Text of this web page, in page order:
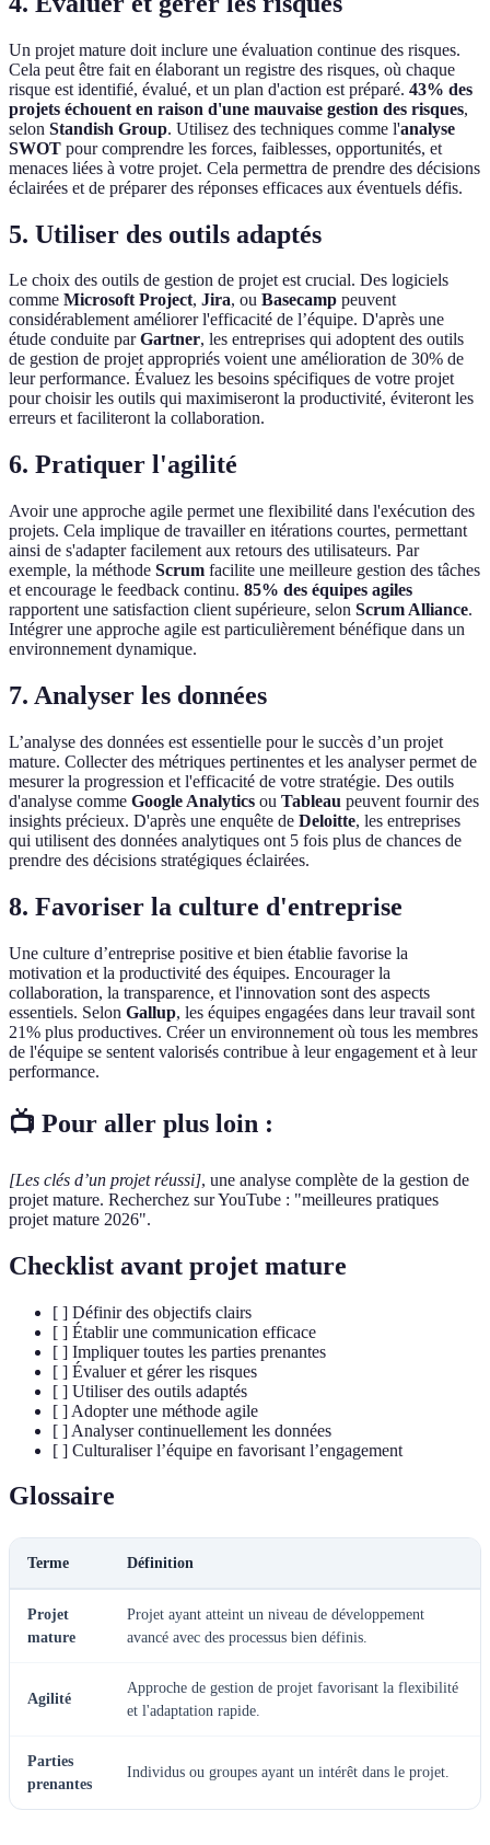
Un projet mature doit inclure une évaluation continue des risques.
Cela peut être fait en élaborant un registre des risques, où chaque
risque est identifié, évalué, et un plan d'action est préparé. 43% des
projets échouent en raison d'une mauvaise gestion des risques,
selon Standish Group. Utilisez des techniques comme l'analyse
SWOT pour comprendre les forces, faiblesses, opportunités, et
menaces liées à votre projet. Cela permettra de prendre des décisions
éclairées et de préparer des réponses efficaces aux éventuels défis.
5. Utiliser des outils adaptés
Le choix des outils de gestion de projet est crucial. Des logiciels
comme Microsoft Project, Jira, ou Basecamp peuvent
considérablement améliorer l'efficacité de l’équipe. D'après une
étude conduite parGartner, les entreprises qui adoptent des outils
de gestion de projet appropriés voient une amélioration de 30% de
leur performance. Évaluez les besoins spécifiques de votre projet
pour choisir les outils qui maximiseront la productivité, éviteront les
erreurs et faciliteront la collaboration.
6. Pratiquer l'agilité
Avoir une approche agile permet une flexibilité dans l'exécution des
projets. Cela implique de travailler en itérations courtes, permettant
ainsi de s'adapter facilement aux retours des utilisateurs. Par
exemple, la méthode Scrum facilite une meilleure gestion des tâches
et encourage le feedback continu. 85% des équipes agiles
rapportent une satisfaction client supérieure, selon Scrum Alliance.
Intégrer une approche agile est particulièrement bénéfique dans un
environnement dynamique.
7. Analyser les données
L’analyse des données est essentielle pour le succès d’un projet
mature. Collecter des métriques pertinentes et les analyser permet de
mesurer la progression et l'efficacité de votre stratégie. Des outils
d'analyse comme Google Analytics ou Tableau peuvent fournir des
insights précieux. D'après une enquête de Deloitte, les entreprises
qui utilisent des données analytiques ont 5 fois plus de chances de
prendre des décisions stratégiques éclairées.
8. Favoriser la culture d'entreprise
Une culture d’entreprise positive et bien établie favorise la
motivation et la productivité des équipes. Encourager la
collaboration, la transparence, et l'innovation sont des aspects
essentiels. Selon Gallup, les équipes engagées dans leur travail sont
21% plus productives. Créer un environnement où tous les membres
de l'équipe se sentent valorisés contribue à leur engagement et à leur
performance.
📺 Pour aller plus loin :
[Les clés d’un projet réussi], une analyse complète de la gestion de
projet mature. Recherchez sur YouTube : "meilleures pratiques
projet mature 2026".
Checklist avant projet mature
[ ] Définir des objectifs clairs
[ ] Établir une communication efficace
[ ] Impliquer toutes les parties prenantes
[ ] Évaluer et gérer les risques
[ ] Utiliser des outils adaptés
[ ] Adopter une méthode agile
[ ] Analyser continuellement les données
[ ] Culturaliser l’équipe en favorisant l’engagement
Glossaire
Terme Définition
Projet
mature
Projet ayant atteint un niveau de développement
avancé avec des processus bien définis.
Agilité
Approche de gestion de projet favorisant la flexibilité
et l'adaptation rapide.
Parties
prenantes
Individus ou groupes ayant un intérêt dans le projet.